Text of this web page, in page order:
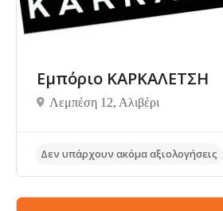
Εμπόριο ΚΑΡΚΑΛΕΤΣΗ
Λεμπέση 12, Αλιβέρι